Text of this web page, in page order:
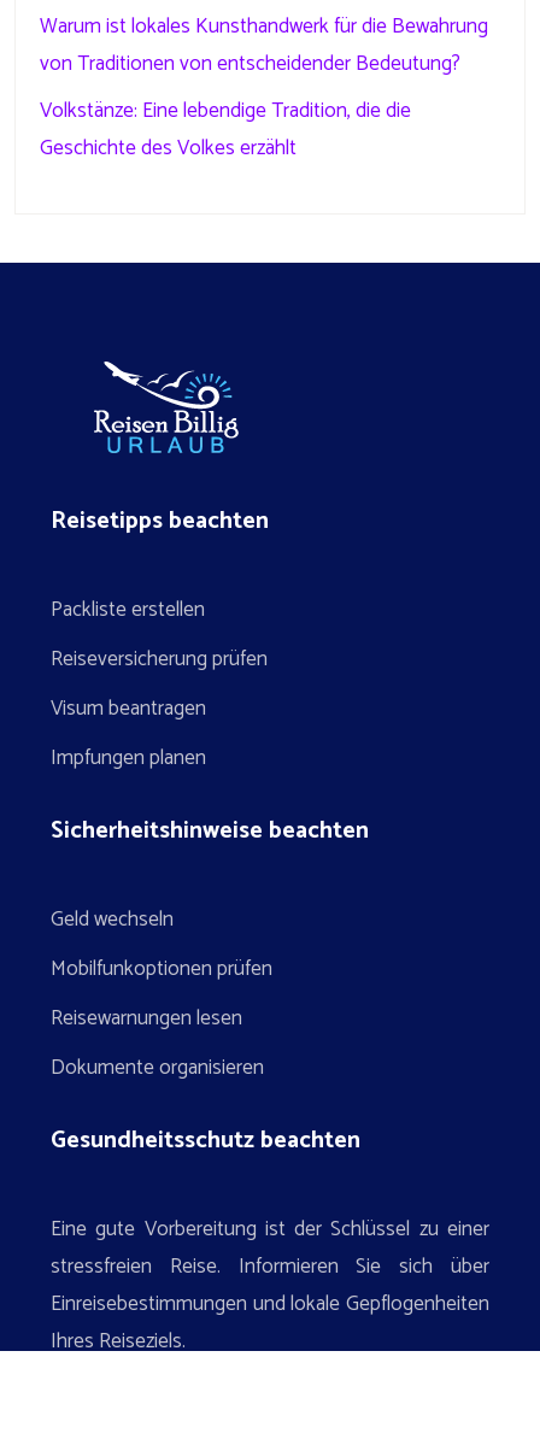
Warum ist lokales Kunsthandwerk für die Bewahrung
von Traditionen von entscheidender Bedeutung?
Volkstänze: Eine lebendige Tradition, die die
Geschichte des Volkes erzählt
Reisetipps beachten
Packliste erstellen
Reiseversicherung prüfen
Visum beantragen
Impfungen planen
Sicherheitshinweise beachten
Geld wechseln
Mobilfunkoptionen prüfen
Reisewarnungen lesen
Dokumente organisieren
Gesundheitsschutz beachten
Eine gute Vorbereitung ist der Schlüssel zu einer
stressfreien Reise. Informieren Sie sich über
Einreisebestimmungen und lokale Gepflogenheiten
Ihres Reiseziels.